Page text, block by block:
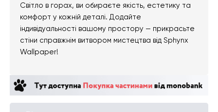
Світло в горах, ви обираєте якість, естетику та
комфорт у кожній деталі. Додайте
індивідуальності вашому простору — прикрасьте
стіни справжнім витвором мистецтва від Sphynx
Wallpaper!